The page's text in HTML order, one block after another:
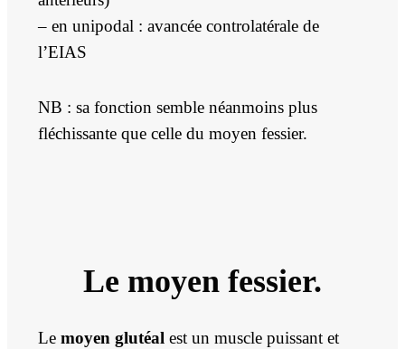
– en unipodal : avancée controlatérale de
l’EIAS
NB : sa fonction semble néanmoins plus
fléchissante que celle du moyen fessier.
Le moyen fessier.
Le moyen glutéal est un muscle puissant et